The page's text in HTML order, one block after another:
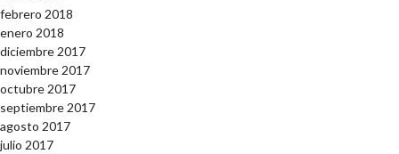
febrero 2018
enero 2018
diciembre 2017
noviembre 2017
octubre 2017
septiembre 2017
agosto 2017
julio 2017